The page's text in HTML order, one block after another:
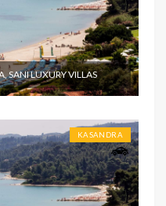
SANI LUXURY VILLAS
KASANDRA